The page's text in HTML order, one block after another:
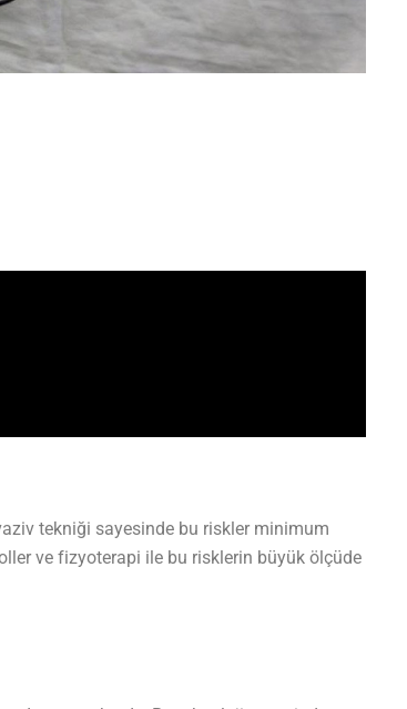
tekniği sayesinde bu riskler minimum
ve fizyoterapi ile bu risklerin büyük ölçüde